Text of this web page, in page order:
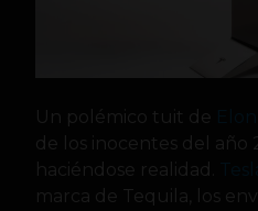
Un polémico tuit de
de los inocentes del año
haciéndose realidad.
marca de Tequila, los